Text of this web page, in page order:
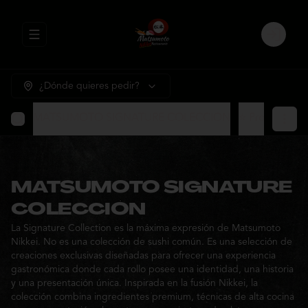
Abrir menu de navegación Login
¿Dónde quieres pedir?
MATSUMOTO SIGNATURE
COLECCION
La Signature Collection es la máxima expresión de Matsumoto
Nikkei. No es una colección de sushi común. Es una selección de
creaciones exclusivas diseñadas para ofrecer una experiencia
gastronómica donde cada rollo posee una identidad, una historia
y una presentación única. Inspirada en la fusión Nikkei, la
colección combina ingredientes premium, técnicas de alta cocina